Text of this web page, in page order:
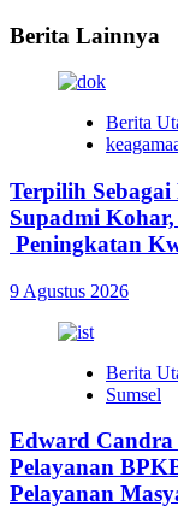
Berita Lainnya
Berita
Terpilih
Supadmi
Peningkatan
9 Agustus 2026
Berita
Sumsel
Edward
Pelayanan
Pelayanan